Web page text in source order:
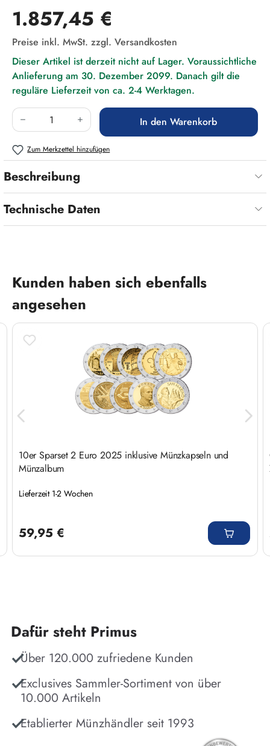
Regulärer Preis:
1.857,45 €
Preise inkl. MwSt. zzgl. Versandkosten
Dieser Artikel ist derzeit nicht auf Lager. Voraussichtliche
Anlieferung am 30. Dezember 2099. Danach gilt die
reguläre Lieferzeit von ca. 2-4 Werktagen.
Produkt Anzahl: Gib den gewünschten Wert
In den Warenkorb
Zum Merkzettel hinzufügen
Beschreibung
Technische Daten
Produktgalerie überspringen
Kunden haben sich ebenfalls
angesehen
10er Sparset 2 Euro 2025 inklusive Münzkapseln und
Münzalbum
Lieferzeit 1-2 Wochen
59,95 €
Dafür steht Primus
Über 120.000 zufriedene Kunden
Exclusives Sammler-Sortiment von über
10.000 Artikeln
Etablierter Münzhändler seit 1993